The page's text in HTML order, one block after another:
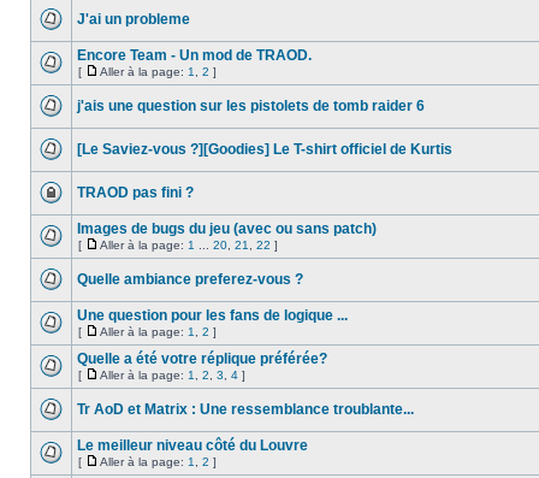
J'ai un probleme
Encore Team - Un mod de TRAOD.
[ Aller à la page: 1 2 ]
j'ais une question sur les pistolets de tomb raider 6
[Le Saviez-vous ?][Goodies] Le T-shirt officiel de Kurtis
TRAOD pas fini ?
Images de bugs du jeu (avec ou sans patch)
[ Aller à la page: 1 20 21 22 ]
Quelle ambiance preferez-vous ?
Une question pour les fans de logique ...
[ Aller à la page: 1 2 ]
Quelle a été votre réplique préférée?
[ Aller à la page: 1 2 3 4 ]
Tr AoD et Matrix : Une ressemblance troublante...
Le meilleur niveau côté du Louvre
[ Aller à la page: 1 2 ]